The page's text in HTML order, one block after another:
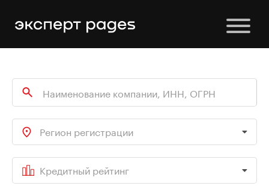
Регион регистрации
Кредитный рейтинг